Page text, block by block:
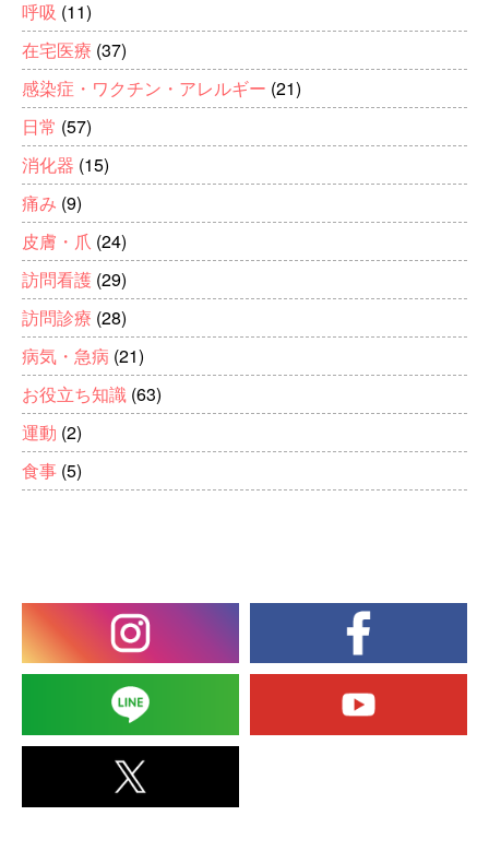
呼吸 (11)
在宅医療 (37)
感染症・ワクチン・アレルギー (21)
日常 (57)
消化器 (15)
痛み (9)
皮膚・爪 (24)
訪問看護 (29)
訪問診療 (28)
病気・急病 (21)
お役立ち知識 (63)
運動 (2)
食事 (5)